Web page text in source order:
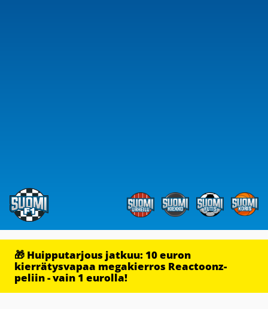
🎁 Huipputarjous jatkuu: 10 euron
kierrätysvapaa megakierros Reactoonz-
peliin - vain 1 eurolla!